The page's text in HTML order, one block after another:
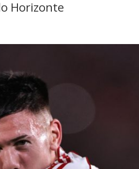
Horizonte